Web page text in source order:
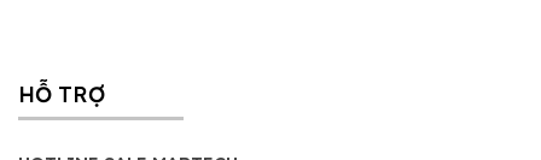
HỖ TRỢ